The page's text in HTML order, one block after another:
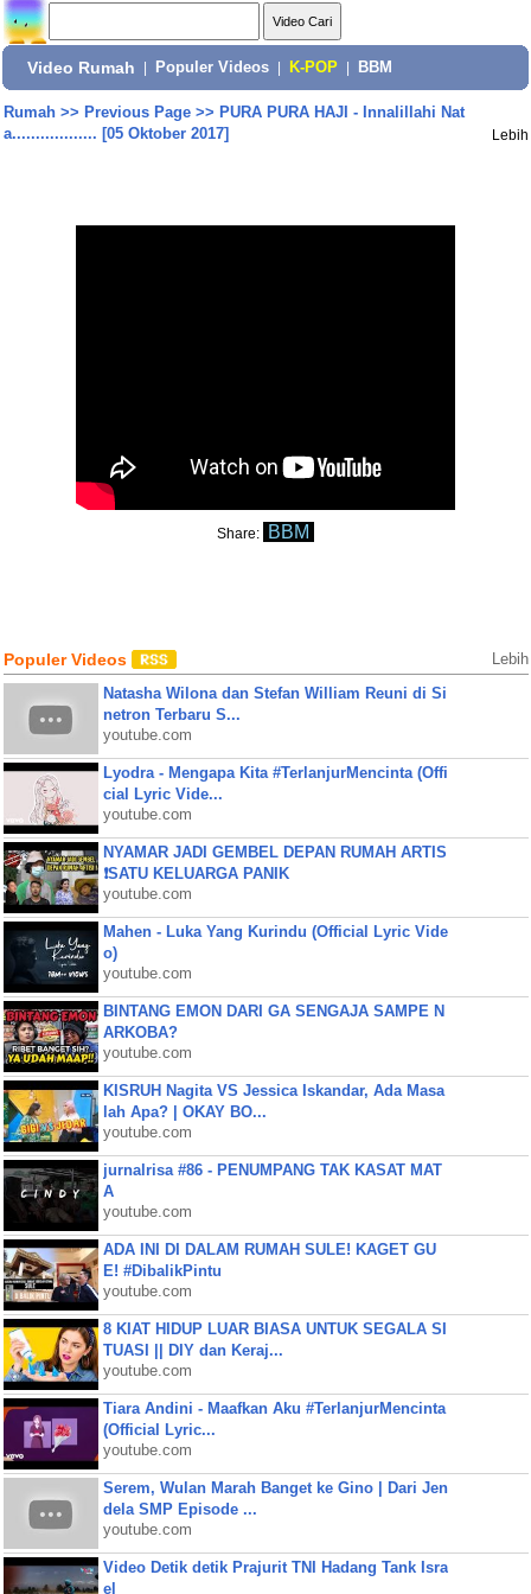
Video Rumah Populer Videos K-POP BBM
Rumah>> Previous Page>> PURA PURA HAJI - Innalillahi Nat
a.................. [05 Oktober 2017]
Lebih
Share: BBM
Populer Videos Lebih
Natasha Wilona dan Stefan William Reuni di Si
netron Terbaru S...
youtube.com
Lyodra - Mengapa Kita #TerlanjurMencinta (Offi
cial Lyric Vide...
youtube.com
NYAMAR JADI GEMBEL DEPAN RUMAH ARTIS
❗SATU KELUARGA PANIK
youtube.com
Mahen - Luka Yang Kurindu (Official Lyric Vide
o)
youtube.com
BINTANG EMON DARI GA SENGAJA SAMPE N
ARKOBA?
youtube.com
KISRUH Nagita VS Jessica Iskandar, Ada Masa
lah Apa? | OKAY BO...
youtube.com
jurnalrisa #86 - PENUMPANG TAK KASAT MAT
A
youtube.com
ADA INI DI DALAM RUMAH SULE! KAGET GU
E! #DibalikPintu
youtube.com
8 KIAT HIDUP LUAR BIASA UNTUK SEGALA SI
TUASI || DIY dan Keraj...
youtube.com
Tiara Andini - Maafkan Aku #TerlanjurMencinta
(Official Lyric...
youtube.com
Serem, Wulan Marah Banget ke Gino | Dari Jen
dela SMP Episode ...
youtube.com
Video Detik detik Prajurit TNI Hadang Tank Isra
el